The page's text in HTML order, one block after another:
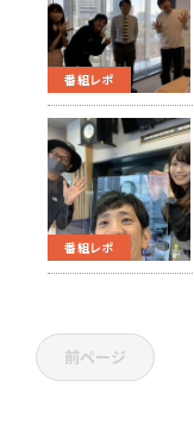
番組レポ
番組レポ
前ページ